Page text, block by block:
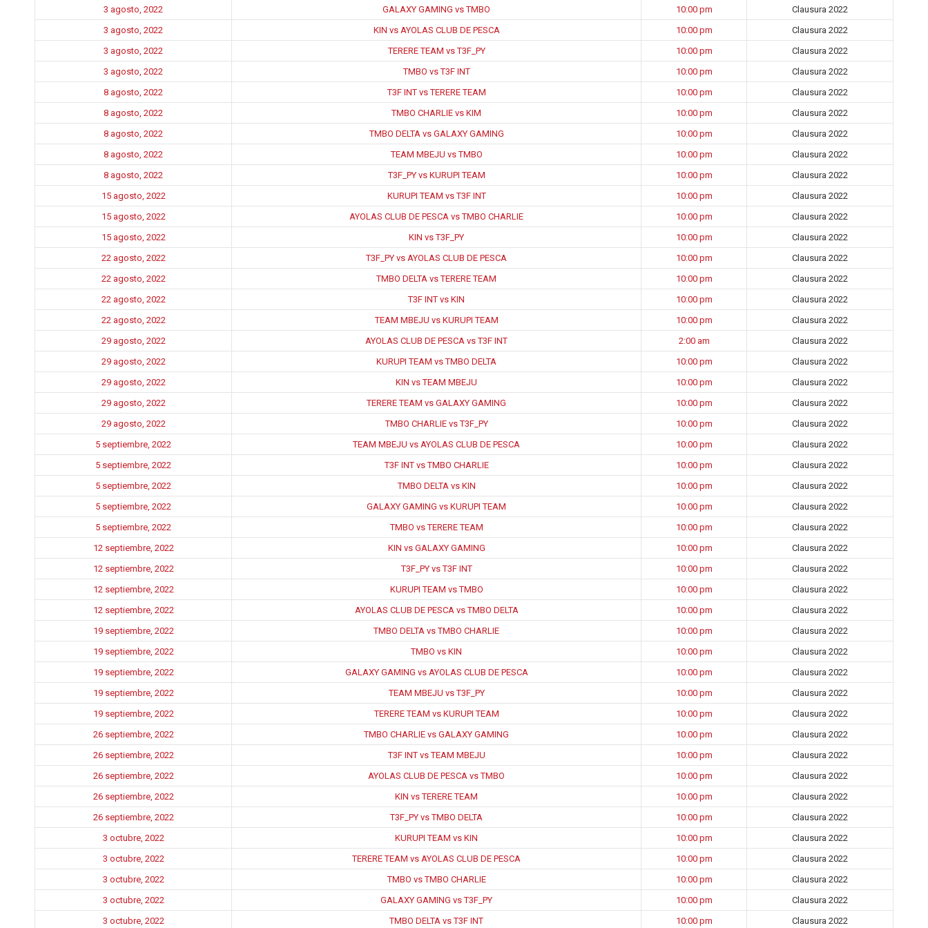
3 agosto, 2022
GALAXY GAMING vs TMBO 10:00 pm
Clausura 2022
3 agosto, 2022
KIN vs AYOLAS CLUB DE PESCA 10:00 pm
Clausura 2022
3 agosto, 2022
TERERE TEAM vs T3F_PY 10:00 pm
Clausura 2022
3 agosto, 2022
TMBO vs T3F INT 10:00 pm
Clausura 2022
8 agosto, 2022
T3F INT vs TERERE TEAM 10:00 pm
Clausura 2022
8 agosto, 2022
TMBO CHARLIE vs KIM 10:00 pm
Clausura 2022
8 agosto, 2022
TMBO DELTA vs GALAXY GAMING 10:00 pm
Clausura 2022
8 agosto, 2022
TEAM MBEJU vs TMBO 10:00 pm
Clausura 2022
8 agosto, 2022
T3F_PY vs KURUPI TEAM 10:00 pm
Clausura 2022
15 agosto, 2022
KURUPI TEAM vs T3F INT 10:00 pm
Clausura 2022
15 agosto, 2022
AYOLAS CLUB DE PESCA vs TMBO CHARLIE 10:00 pm
Clausura 2022
15 agosto, 2022
KIN vs T3F_PY 10:00 pm
Clausura 2022
22 agosto, 2022
T3F_PY vs AYOLAS CLUB DE PESCA 10:00 pm
Clausura 2022
22 agosto, 2022
TMBO DELTA vs TERERE TEAM 10:00 pm
Clausura 2022
22 agosto, 2022
T3F INT vs KIN 10:00 pm
Clausura 2022
22 agosto, 2022
TEAM MBEJU vs KURUPI TEAM 10:00 pm
Clausura 2022
29 agosto, 2022
AYOLAS CLUB DE PESCA vs T3F INT 2:00 am
Clausura 2022
29 agosto, 2022
KURUPI TEAM vs TMBO DELTA 10:00 pm
Clausura 2022
29 agosto, 2022
KIN vs TEAM MBEJU 10:00 pm
Clausura 2022
29 agosto, 2022
TERERE TEAM vs GALAXY GAMING 10:00 pm
Clausura 2022
29 agosto, 2022
TMBO CHARLIE vs T3F_PY 10:00 pm
Clausura 2022
5 septiembre, 2022
TEAM MBEJU vs AYOLAS CLUB DE PESCA 10:00 pm
Clausura 2022
5 septiembre, 2022
T3F INT vs TMBO CHARLIE 10:00 pm
Clausura 2022
5 septiembre, 2022
TMBO DELTA vs KIN 10:00 pm
Clausura 2022
5 septiembre, 2022
GALAXY GAMING vs KURUPI TEAM 10:00 pm
Clausura 2022
5 septiembre, 2022
TMBO vs TERERE TEAM 10:00 pm
Clausura 2022
12 septiembre, 2022
KIN vs GALAXY GAMING 10:00 pm
Clausura 2022
12 septiembre, 2022
T3F_PY vs T3F INT 10:00 pm
Clausura 2022
12 septiembre, 2022
KURUPI TEAM vs TMBO 10:00 pm
Clausura 2022
12 septiembre, 2022
AYOLAS CLUB DE PESCA vs TMBO DELTA 10:00 pm
Clausura 2022
19 septiembre, 2022
TMBO DELTA vs TMBO CHARLIE 10:00 pm
Clausura 2022
19 septiembre, 2022
TMBO vs KIN 10:00 pm
Clausura 2022
19 septiembre, 2022
GALAXY GAMING vs AYOLAS CLUB DE PESCA 10:00 pm
Clausura 2022
19 septiembre, 2022
TEAM MBEJU vs T3F_PY 10:00 pm
Clausura 2022
19 septiembre, 2022
TERERE TEAM vs KURUPI TEAM 10:00 pm
Clausura 2022
26 septiembre, 2022
TMBO CHARLIE vs GALAXY GAMING 10:00 pm
Clausura 2022
26 septiembre, 2022
T3F INT vs TEAM MBEJU 10:00 pm
Clausura 2022
26 septiembre, 2022
AYOLAS CLUB DE PESCA vs TMBO 10:00 pm
Clausura 2022
26 septiembre, 2022
KIN vs TERERE TEAM 10:00 pm
Clausura 2022
26 septiembre, 2022
T3F_PY vs TMBO DELTA 10:00 pm
Clausura 2022
3 octubre, 2022
KURUPI TEAM vs KIN 10:00 pm
Clausura 2022
3 octubre, 2022
TERERE TEAM vs AYOLAS CLUB DE PESCA 10:00 pm
Clausura 2022
3 octubre, 2022
TMBO vs TMBO CHARLIE 10:00 pm
Clausura 2022
3 octubre, 2022
GALAXY GAMING vs T3F_PY 10:00 pm
Clausura 2022
3 octubre, 2022
TMBO DELTA vs T3F INT 10:00 pm Clausura 2022